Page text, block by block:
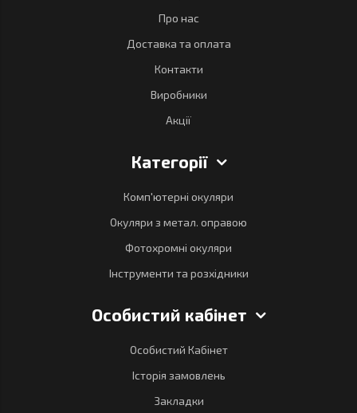
Про нас
Доставка та оплата
Контакти
Виробники
Акції
Категорії
Комп'ютерні окуляри
Окуляри з метал. оправою
Фотохромні окуляри
Інструменти та розхідники
Особистий кабінет
Особистий Кабінет
Історія замовлень
Закладки